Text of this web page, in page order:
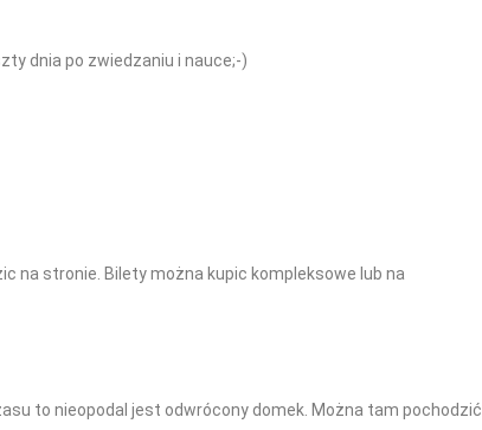
dnia po zwiedzaniu i nauce;-)
na stronie. Bilety można kupic kompleksowe lub na
to nieopodal jest odwrócony domek. Można tam pochodzić